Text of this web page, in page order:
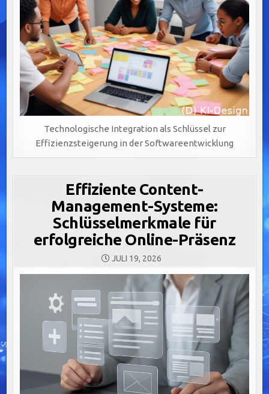
Technologische Integration als Schlüssel zur
Effizienzsteigerung in der Softwareentwicklung
Effiziente Content-
Management-Systeme:
Schlüsselmerkmale für
erfolgreiche Online-Präsenz
JULI 19, 2026